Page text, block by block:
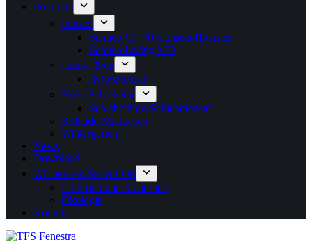
Produkte
Fenster
Schüco CT 70 Kunststofffenster
Schüco LivIng MD
Haus-Türen
INOSMART
Hebe-Schiebetür
Schiebetüren-Schiebefenster
Rolllade-Markiesen
Wintergarten
News
Download
Wir beraten Sie vor Ort
Einbruch und Sicherheit
Ökologie
Kontakt